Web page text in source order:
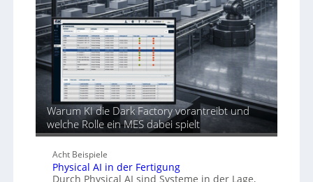
ö
s
u
n
g
e
n
a
u
t
o
m
a
t
i
s
i
e
u
n
r
l
u
s
t
u
n
d
f
o
d
e
r
e
n
ü
b
e
r
n
i
c
h
t
-
e
u
Warum KI die Dark Factory vorantreibt und
welche Rolle ein MES dabei spielt
Acht Beispiele
Physical AI in der Fertigung
Durch Physical AI sind Systeme in der Lage,